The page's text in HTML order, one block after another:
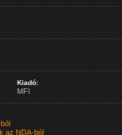
Kiadó:
MFI
az NDA-ból